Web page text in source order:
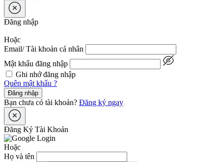
Đăng nhập
Hoặc
Email/ Tài khoản cá nhân
Mật khẩu đăng nhập
Ghi nhớ đăng nhập
Quên mật khẩu ?
Đăng nhập
Bạn chưa có tài khoản? Đăng ký ngay
Đăng Ký Tài Khoản
Hoặc
Họ và tên